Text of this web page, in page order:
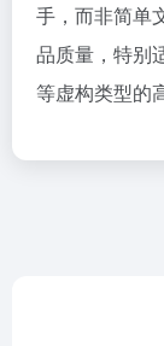
手，而非简单
品质量，特别
等虚构类型的